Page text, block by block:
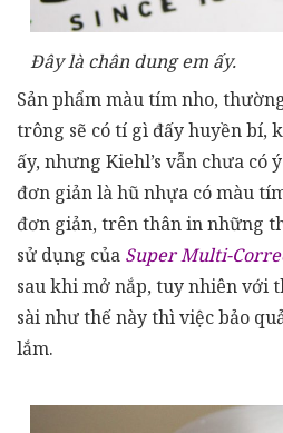
Đây là chân dung em ấy.
Sản phẩm màu tím nho,
trông sẽ có tí gì đấy huyền bí,
ấy, nhưng Kiehl’s vẫn chưa có
đơn giản là hũ nhựa có màu
đơn giản, trên thân in những
sử dụng của Super Multi-
sau khi mở nắp, tuy nhiên với
sài như thế này thì việc bảo
lắm.